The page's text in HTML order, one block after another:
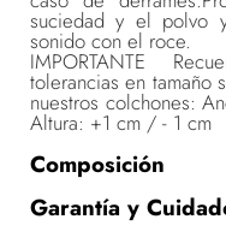
suciedad y el polvo
sonido con el roce.
IMPORTANTE
tolerancias en tamaño
nuestros colchones:
Altura: +1 cm / - 1 cm
Composición
Garantía y